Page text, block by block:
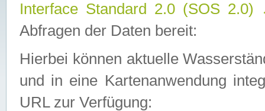
Interface Standard 2.0 (SOS 2.0)
Abfragen der Daten bereit:
Hierbei können aktuelle
und in eine Kartenanwendung
URL zur Verfügung: